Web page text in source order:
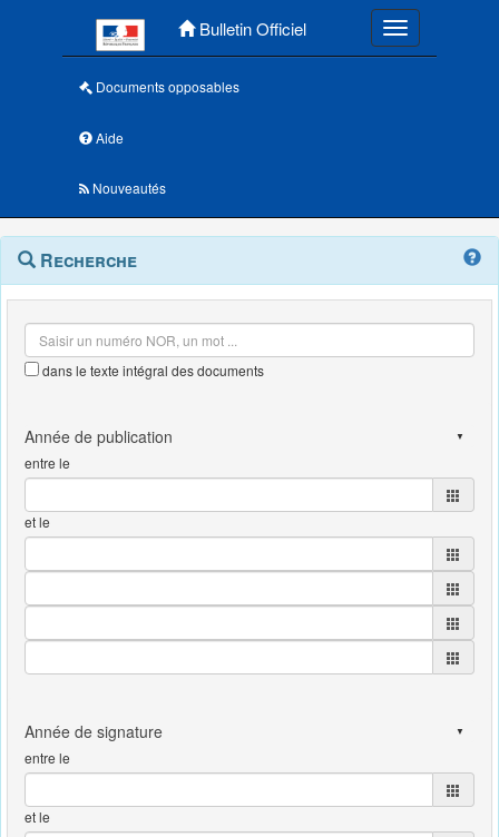
Bulletin Officiel Toggle
Documents opposables
Aide
Nouveautés
Navigation
outils
Menu
contextuel
Recherche
dans le texte intégral des documents
entre le
et le
entre le
et le